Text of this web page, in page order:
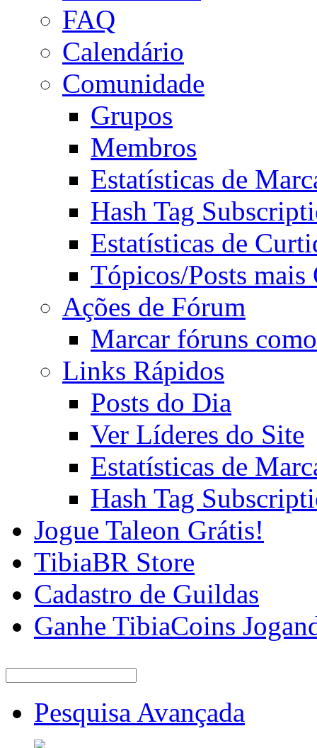
FAQ
Calendário
Comunidade
Grupos
Membros
Estatísticas de
Hash Tag
Estatísticas de
Tópicos/Posts mais
Ações de Fórum
Marcar fóruns
Links Rápidos
Posts do Dia
Ver Líderes do Site
Estatísticas de
Hash Tag
Jogue Taleon Grátis!
TibiaBR Store
Cadastro de Guildas
Ganhe TibiaCoins
Pesquisa Avançada